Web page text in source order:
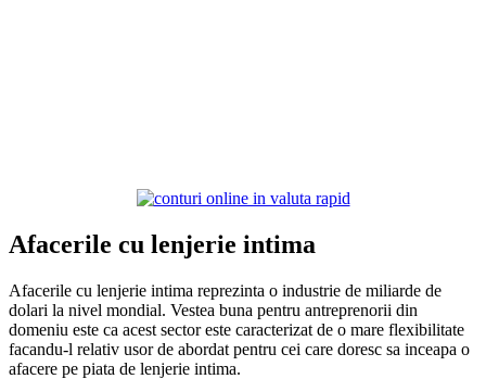
Afacerile cu lenjerie intima
Afacerile cu lenjerie intima reprezinta o industrie de miliarde de
dolari la nivel mondial. Vestea buna pentru antreprenorii din
domeniu este ca acest sector este caracterizat de o mare flexibilitate
facandu-l relativ usor de abordat pentru cei care doresc sa inceapa o
afacere pe piata de lenjerie intima.